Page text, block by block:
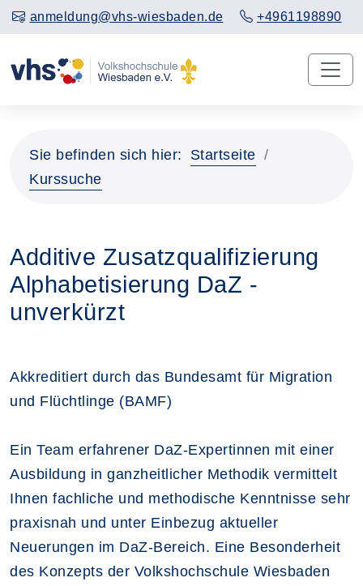
anmeldung@vhs-wiesbaden.de +4961198890
Sie befinden sich hier:
Startseite
Kurssuche
Additive Zusatzqualifizierung
Alphabetisierung DaZ -
unverkürzt
Akkreditiert durch das Bundesamt für Migration
und Flüchtlinge (BAMF)
Ein Team erfahrener DaZ-Expertinnen mit einer
Ausbildung in ganzheitlicher Methodik vermittelt
Ihnen fachliche und methodische Kenntnisse sehr
praxisnah und unter Einbezug aktueller
Neuerungen im DaZ-Bereich. Eine Besonderheit
des Konzepts der Volkshochschule Wiesbaden